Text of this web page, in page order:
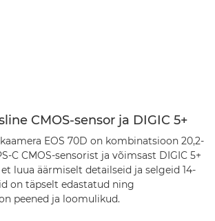
CMOS-sensor ja DIGIC 5+
EOS 70D on kombinatsioon 20,2-
C CMOS-sensorist ja võimsast DIGIC 5+
luua äärmiselt detailseid ja selgeid 14-
on täpselt edastatud ning
peened ja loomulikud.